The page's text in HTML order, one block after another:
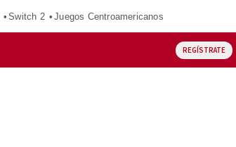
Switch 2 Juegos Centroamericanos
REGÍSTRATE